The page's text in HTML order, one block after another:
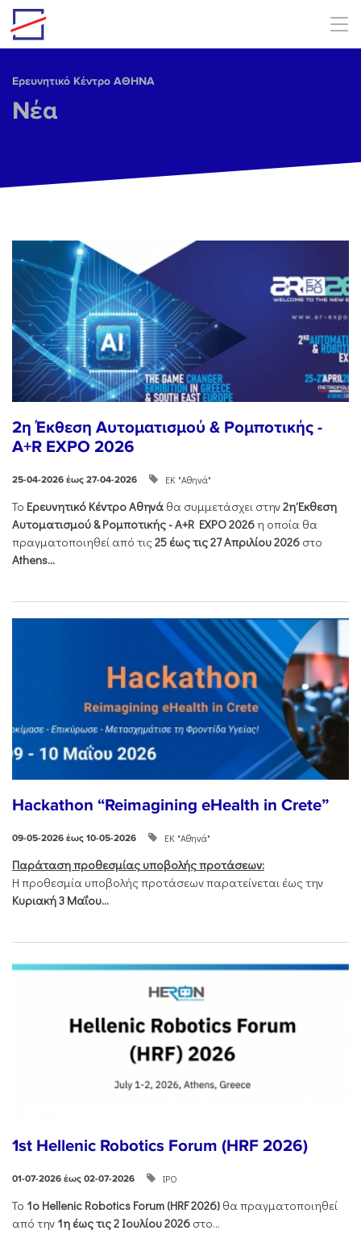
Skip to main content
Ερευνητικό Κέντρο ΑΘΗΝΑ
Νέα
2η Έκθεση Αυτοματισμού & Ρομποτικής -
A+R EXPO 2026
25-04-2026 έως 27-04-2026 ΕΚ "Αθηνά"
Το Ερευνητικό Κέντρο Αθηνά θα συμμετάσχει στην2η Έκθεση
Αυτοματισμού & Ρομποτικής - Α+R EXPO 2026 η οποία θα
πραγματοποιηθεί από τις25 έως τις 27 Απριλίου 2026 στο
Athens...
Hackathon “Reimagining eHealth in Crete”
09-05-2026 έως 10-05-2026 ΕΚ "Αθηνά"
Παράταση προθεσμίας υποβολής προτάσεων:
Η προθεσμία υποβολής προτάσεων παρατείνεται έως την
Κυριακή 3 Μαΐου...
1st Hellenic Robotics Forum (HRF 2026)
01-07-2026 έως 02-07-2026 ΙΡΟ
Το 1ο Hellenic Robotics Forum (HRF2026) θα πραγματοποιηθεί
από την 1η έως τις 2 Ιουλίου 2026 στο...